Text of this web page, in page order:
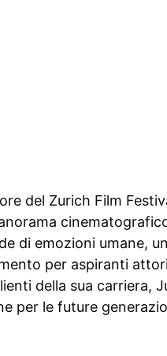
del Zurich Film
di emozioni umane,
per aspiranti
della sua carriera,
per le future